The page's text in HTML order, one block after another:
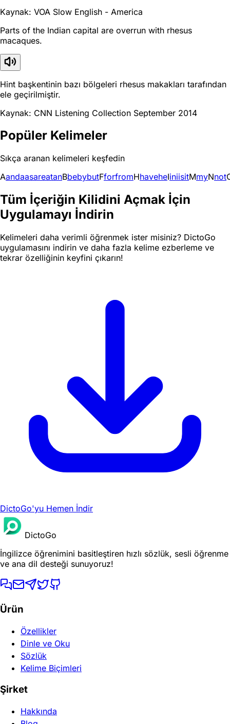
Kaynak: VOA Slow English - America
Parts of the Indian capital are overrun with rhesus
macaques.
Hint başkentinin bazı bölgeleri rhesus makakları tarafından
ele geçirilmiştir.
Kaynak: CNN Listening Collection September 2014
Popüler Kelimeler
Sıkça aranan kelimeleri keşfedin
AandaasareatanBbebybutFforfromHhaveheIiniisitMmyNnot
Tüm İçeriğin Kilidini Açmak İçin
Uygulamayı İndirin
Kelimeleri daha verimli öğrenmek ister misiniz? DictoGo
uygulamasını indirin ve daha fazla kelime ezberleme ve
tekrar özelliğinin keyfini çıkarın!
DictoGo'yu Hemen İndir
DictoGo
İngilizce öğrenimini basitleştiren hızlı sözlük, sesli öğrenme
ve ana dil desteği sunuyoruz!
Ürün
Özellikler
Dinle ve Oku
Sözlük
Kelime Biçimleri
Şirket
Hakkında